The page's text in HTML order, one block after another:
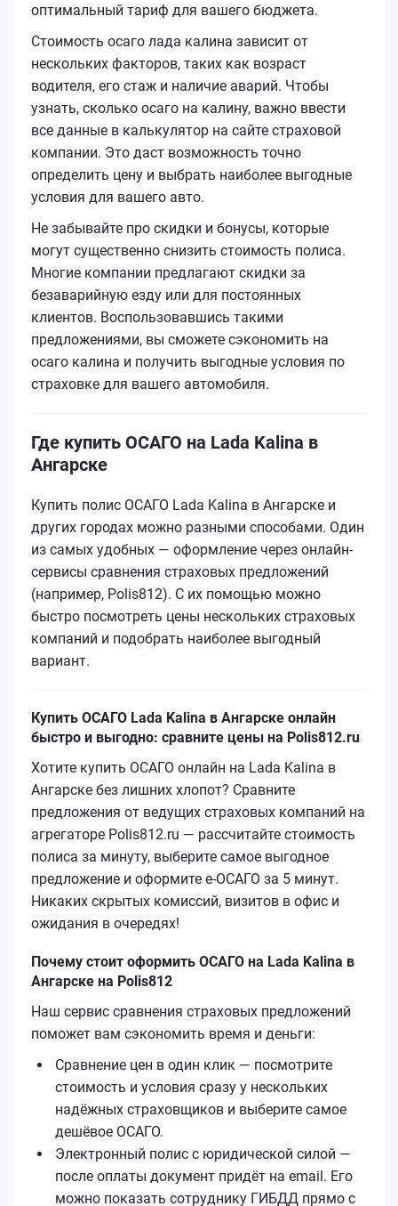
оптимальный тариф для вашего бюджета.
Стоимость осаго лада калина зависит от
нескольких факторов, таких как возраст
водителя, его стаж и наличие аварий. Чтобы
узнать, сколько осаго на калину, важно ввести
все данные в калькулятор на сайте страховой
компании. Это даст возможность точно
определить цену и выбрать наиболее выгодные
условия для вашего авто.
Не забывайте про скидки и бонусы, которые
могут существенно снизить стоимость полиса.
Многие компании предлагают скидки за
безаварийную езду или для постоянных
клиентов. Воспользовавшись такими
предложениями, вы сможете сэкономить на
осаго калина и получить выгодные условия по
страховке для вашего автомобиля.
Где купить ОСАГО на Lada Kalina в
Ангарске
Купить полис ОСАГО Lada Kalina в Ангарске и
других городах можно разными способами. Один
из самых удобных — оформление через онлайн-
сервисы сравнения страховых предложений
(например, Polis812). С их помощью можно
быстро посмотреть цены нескольких страховых
компаний и подобрать наиболее выгодный
вариант.
Купить ОСАГО Lada Kalina в Ангарске онлайн
быстро и выгодно: сравните цены на Polis812.ru
Хотите купить ОСАГО онлайн на Lada Kalina в
Ангарске без лишних хлопот? Сравните
предложения от ведущих страховых компаний на
агрегаторе Polis812.ru — рассчитайте стоимость
полиса за минуту, выберите самое выгодное
предложение и оформите е‑ОСАГО за 5 минут.
Никаких скрытых комиссий, визитов в офис и
ожидания в очередях!
Почему стоит оформить ОСАГО на Lada Kalina в
Ангарске на Polis812
Наш сервис сравнения страховых предложений
поможет вам сэкономить время и деньги:
Сравнение цен в один клик — посмотрите
стоимость и условия сразу у нескольких
надёжных страховщиков и выберите самое
дешёвое ОСАГО.
Электронный полис с юридической силой —
после оплаты документ придёт на email. Его
можно показать сотруднику ГИБДД прямо с